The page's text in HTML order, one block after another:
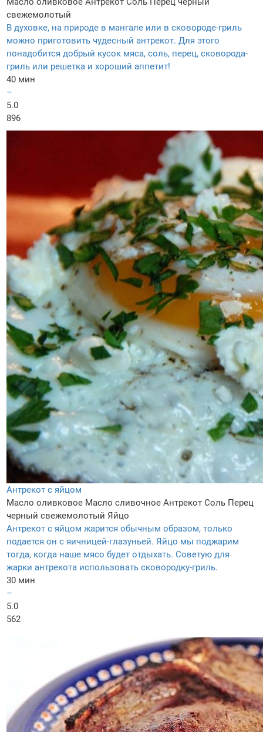
свежемолотый
В духовке, на природе в мангале или в сковороде-гриль
можно приготовить чудесный антрекот. Для этого
понадобится добрый кусок мяса, соль, перец, сковорода-
гриль или решетка и хороший аппетит!
40 мин
–
5.0
896
Антрекот с яйцом
Масло оливковое Масло сливочное Антрекот Соль Перец
черный свежемолотый Яйцо
Антрекот с яйцом жарится обычным образом, только
подается он с яичницей-глазуньей. Яйцо мы поджарим
тогда, когда наше мясо будет отдыхать. Советую для
жарки антрекота использовать сковородку-гриль.
30 мин
–
5.0
562